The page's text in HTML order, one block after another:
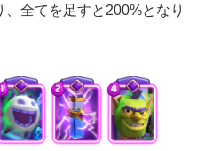
全てを足すと200%となり